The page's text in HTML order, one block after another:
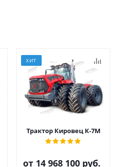
ХИТ
Трактор Кировец К-7М
от 14 968 100 руб.